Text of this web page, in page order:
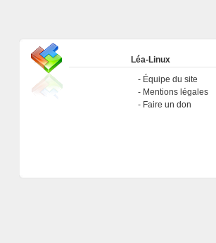
Léa-Linux
Équipe du site
Mentions légales
Faire un don